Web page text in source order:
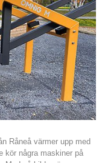
Råneå värmer upp med
kör några maskiner på